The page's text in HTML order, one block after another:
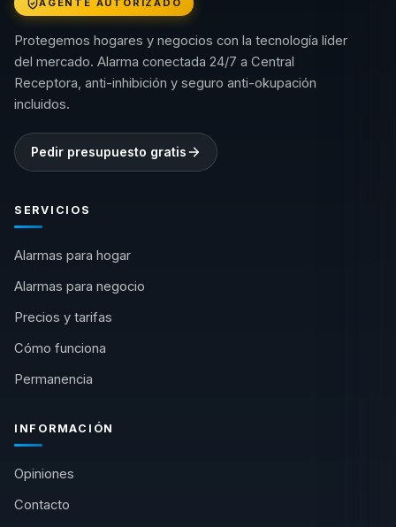
AGENTE AUTORIZADO
Protegemos hogares y negocios con la tecnología líder
del mercado. Alarma conectada 24/7 a Central
Receptora, anti-inhibición y seguro anti-okupación
incluidos.
Pedir presupuesto gratis
SERVICIOS
Alarmas para hogar
Alarmas para negocio
Precios y tarifas
Cómo funciona
Permanencia
INFORMACIÓN
Opiniones
Contacto